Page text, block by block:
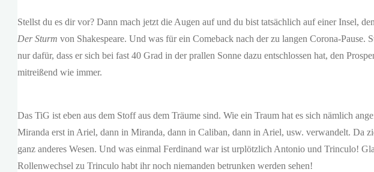
Stellst du es dir vor? Dann mach jetzt die Augen auf und du bist tatsächlich auf einer Insel,
Der Sturm von Shakespeare. Und was für ein Comeback nach der zu langen Corona-Pause.
nur dafür, dass er sich bei fast 40 Grad in der prallen Sonne dazu entschlossen hat, den
mitreißend wie immer.
Das TiG ist eben aus dem Stoff aus dem Träume sind. Wie ein Traum hat es sich nämlich
Miranda erst in Ariel, dann in Miranda, dann in Caliban, dann in Ariel, usw. verwandelt. Da
ganz anderes Wesen. Und was einmal Ferdinand war ist urplötzlich Antonio und Trinculo!
Rollenwechsel zu Trinculo habt ihr noch niemanden betrunken werden sehen!